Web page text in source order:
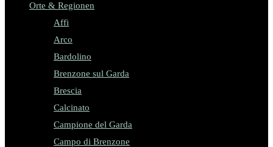
Orte & Regionen
Affi
Arco
Bardolino
Brenzone sul Garda
Brescia
Calcinato
Campione del Garda
Campo di Brenzone